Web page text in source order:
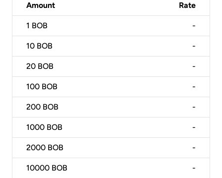
Amount Rate
1 BOB -
10 BOB -
20 BOB -
100 BOB -
200 BOB -
1000 BOB -
2000 BOB -
10000 BOB -